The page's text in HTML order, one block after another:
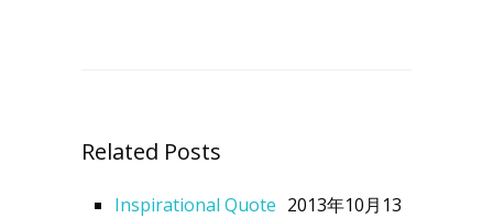
Related Posts
Inspirational Quote 2013年10月13